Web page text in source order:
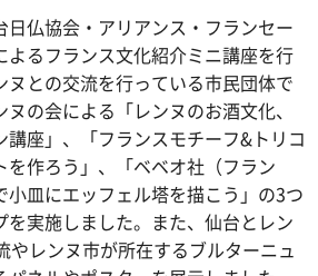
仏協会・アリアンス・フランセー
よるフランス文化紹介ミニ講座を行
ヌとの交流を行っている市民団体で
の会による「レンヌのお酒文化、
講座」、「フランスモチーフ&トリコ
を作ろう」、「ベベオ社（フラン
小皿にエッフェル塔を描こう」の3つ
を実施しました。また、仙台とレン
やレンヌ市が所在するブルターニュ